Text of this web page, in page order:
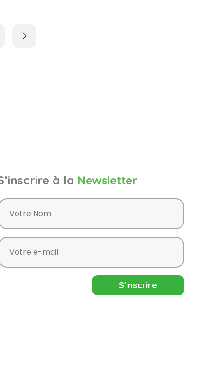
à la Newsletter